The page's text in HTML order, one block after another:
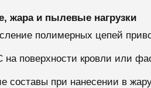
жара и пылевые нагрузки
полимерных цепей
поверхности кровли или
составы при нанесении в